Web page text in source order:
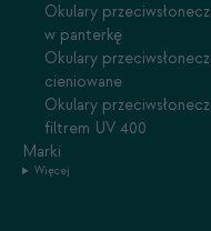
Okulary
w panterkę
Okulary
cieniowane
Okulary
filtrem UV 400
Marki
Więcej